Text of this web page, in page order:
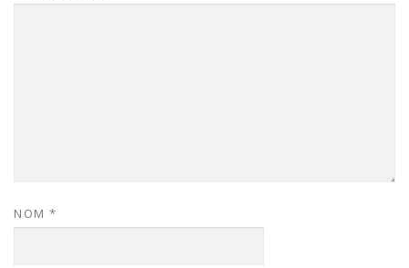
NOM *